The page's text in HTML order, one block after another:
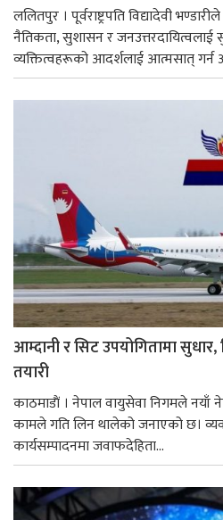
ललितपुर । पूर्वराष्ट्रपति विद्यादेवी
नैतिकता, सुशासन र
व्यक्तित्वहरूको आदर्शलाई आत्मसात्
आम्दानी र सिट उपयोगितामा
तयारी
काठमाडाैं । नेपाल वायुसेवा निगमले नयाँ
कामले गति लिन थालेको जनाएको छ।
कार्यसम्पादनमा जवाफदेहिता...